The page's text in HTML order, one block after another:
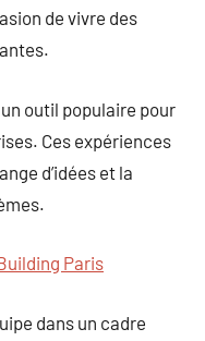
de vivre des
outil populaire pour
Ces expériences
d’idées et la
Paris
dans un cadre